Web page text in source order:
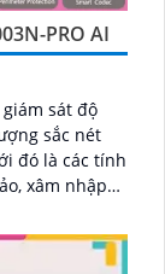
PRO AI
giám sát độ
sắc nét
đó là các tính
xâm nhập
giám sát an